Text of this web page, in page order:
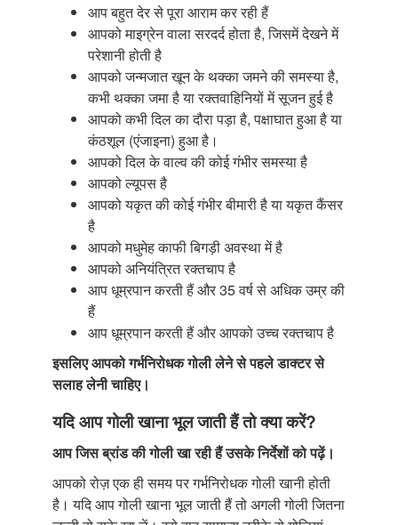
आप बहुत देर से पूरा आराम कर रही हैं
आपको माइग्रेन वाला सरदर्द होता है, जिसमें देखने में
परेशानी होती है
आपको जन्मजात खून के थक्का जमने की समस्या है,
कभी थक्का जमा है या रक्तवाहिनियों में सूजन हुई है
आपको कभी दिल का दौरा पड़ा है, पक्षाघात हुआ है या
कंठशूल (एंजाइना) हुआ है।
आपको दिल के वाल्व की कोई गंभीर समस्या है
आपको ल्यूपस है
आपको यकृत की कोई गंभीर बीमारी है या यकृत कैंसर
है
आपको मधुमेह काफी बिगड़ी अवस्था में है
आपको अनियंत्रित रक्तचाप है
आप धूम्रपान करती हैं और 35 वर्ष से अधिक उम्र की
हैं
आप धूम्रपान करती हैं और आपको उच्च रक्तचाप है
इसलिए आपको गर्भनिरोधक गोली लेने से पहले डाक्टर से
सलाह लेनी चाहिए।
यदि आप गोली खाना भूल जाती हैं तो क्या करें?
आप जिस ब्रांड की गोली खा रही हैं उसके निर्देशोंको पढ़ें।
आपको रोज़ एक ही समय पर गर्भनिरोधक गोली खानी होती
है। यदि आप गोली खाना भूल जाती हैं तो अगली गोली जितना